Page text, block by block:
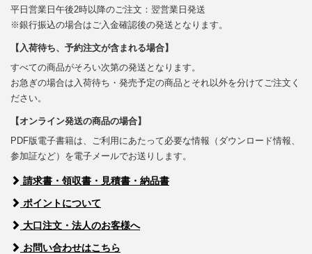
平日営業日午後2時以降のご注文：翌営業日発送
※銀行振込の場合はご入金確認後の発送となります。
【入荷待ち、予約注文が含まれる場合】
すべての商品がそろい次第の発送となります。
お急ぎの場合は入荷待ち・発売予定の商品とそれ以外を分けてご注文く
ださい。
【オンライン発送の商品の場合】
PDF版電子書籍は、ご利用にあたって必要な情報（ダウンロード情報、
参加証など）を電子メールでお送りします。
請求書・領収書・見積書・納品書
ポイントについて
大口注文・法人のお客様へ
お問い合わせはこちら